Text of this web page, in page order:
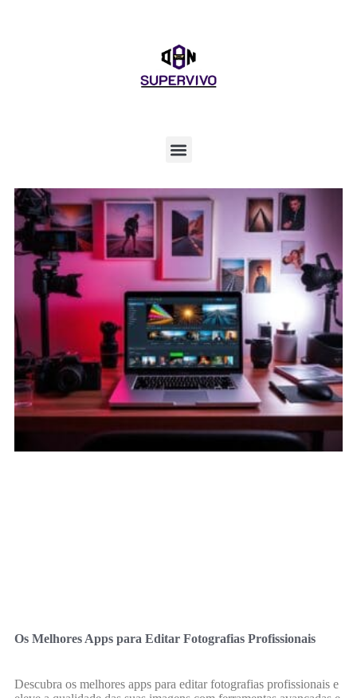
Os Melhores Apps para Editar Fotografias Profissionais
Descubra os melhores apps para editar fotografias profissionais e